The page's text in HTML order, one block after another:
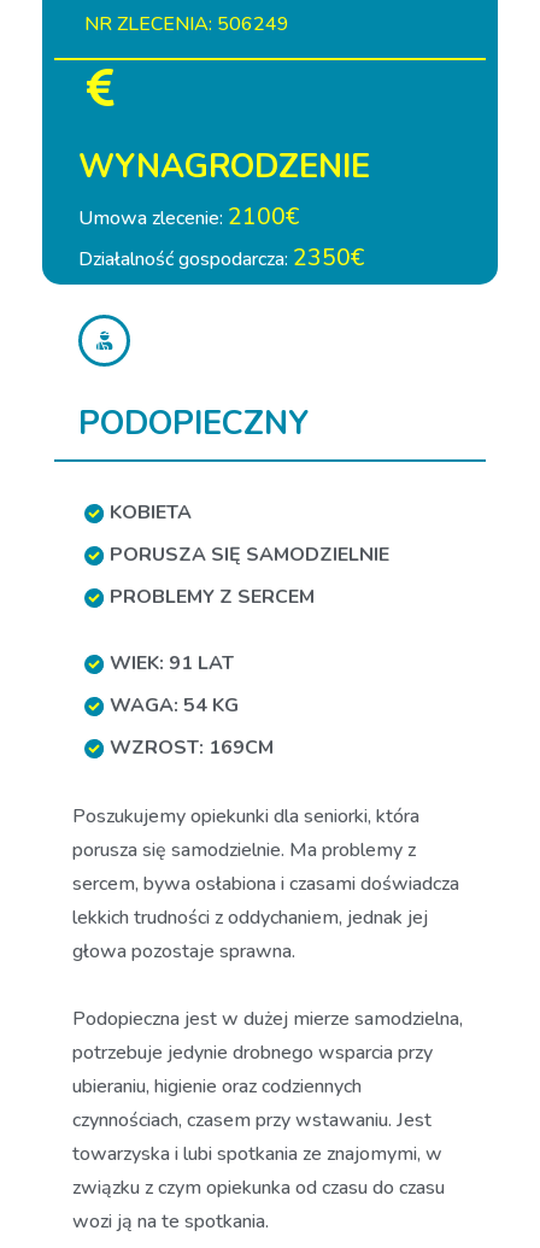
NR ZLECENIA: 506249
WYNAGRODZENIE
Umowa zlecenie: 2100€
Działalność gospodarcza: 2350€
PODOPIECZNY
KOBIETA
PORUSZA SIĘ SAMODZIELNIE
PROBLEMY Z SERCEM
WIEK: 91 LAT
WAGA: 54 KG
WZROST: 169CM
Poszukujemy opiekunki dla seniorki, która
porusza się samodzielnie. Ma problemy z
sercem, bywa osłabiona i czasami doświadcza
lekkich trudności z oddychaniem, jednak jej
głowa pozostaje sprawna.
Podopieczna jest w dużej mierze samodzielna,
potrzebuje jedynie drobnego wsparcia przy
ubieraniu, higienie oraz codziennych
czynnościach, czasem przy wstawaniu. Jest
towarzyska i lubi spotkania ze znajomymi, w
związku z czym opiekunka od czasu do czasu
wozi ją na te spotkania.